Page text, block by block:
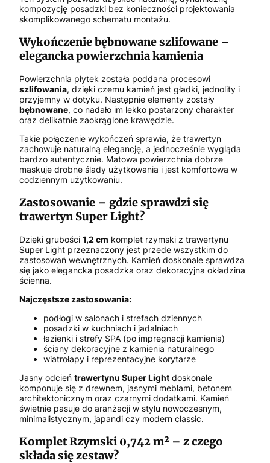
kompozycję posadzki bez konieczności projektowania
skomplikowanego schematu montażu.
Wykończenie bębnowane szlifowane –
elegancka powierzchnia kamienia
Powierzchnia płytek została poddana procesowi
szlifowania, dzięki czemu kamień jest gładki, jednolity i
przyjemny w dotyku. Następnie elementy zostały
bębnowane, co nadało im lekko postarzony charakter
oraz delikatnie zaokrąglone krawędzie.
Takie połączenie wykończeń sprawia, że trawertyn
zachowuje naturalną elegancję, a jednocześnie wygląda
bardzo autentycznie. Matowa powierzchnia dobrze
maskuje drobne ślady użytkowania i jest komfortowa w
codziennym użytkowaniu.
Zastosowanie – gdzie sprawdzi się
trawertyn Super Light?
Dzięki grubości 1,2 cm komplet rzymski z trawertynu
Super Light przeznaczony jest przede wszystkim do
zastosowań wewnętrznych. Kamień doskonale sprawdza
się jako elegancka posadzka oraz dekoracyjna okładzina
ścienna.
Najczęstsze zastosowania:
podłogi w salonach i strefach dziennych
posadzki w kuchniach i jadalniach
łazienki i strefy SPA (po impregnacji kamienia)
ściany dekoracyjne z kamienia naturalnego
wiatrołapy i reprezentacyjne korytarze
Jasny odcień trawertynu Super Light doskonale
komponuje się z drewnem, jasnymi meblami, betonem
architektonicznym oraz czarnymi dodatkami. Kamień
świetnie pasuje do aranżacji w stylu nowoczesnym,
minimalistycznym, japandi czy modern classic.
Komplet Rzymski 0,742 m² – z czego
składa się zestaw?